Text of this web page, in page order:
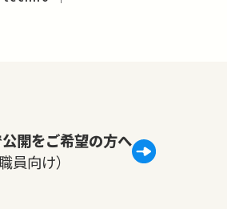
開をご希望の方へ
員向け）